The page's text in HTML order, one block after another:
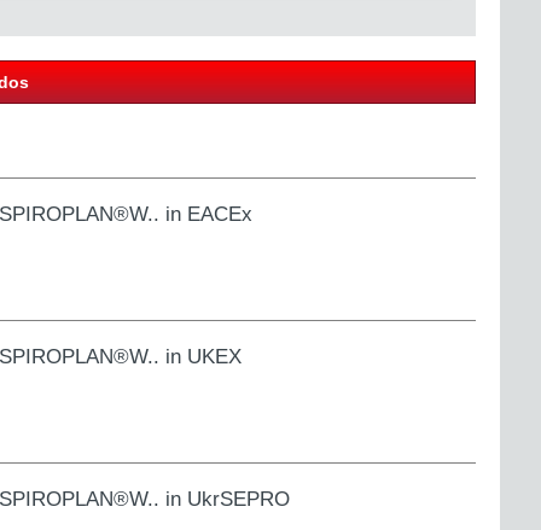
in EACEx
in UKEX
in UkrSEPRO